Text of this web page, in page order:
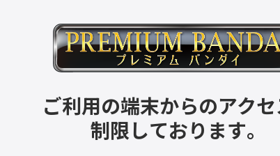
ご利用の端末からのアク
制限しております。